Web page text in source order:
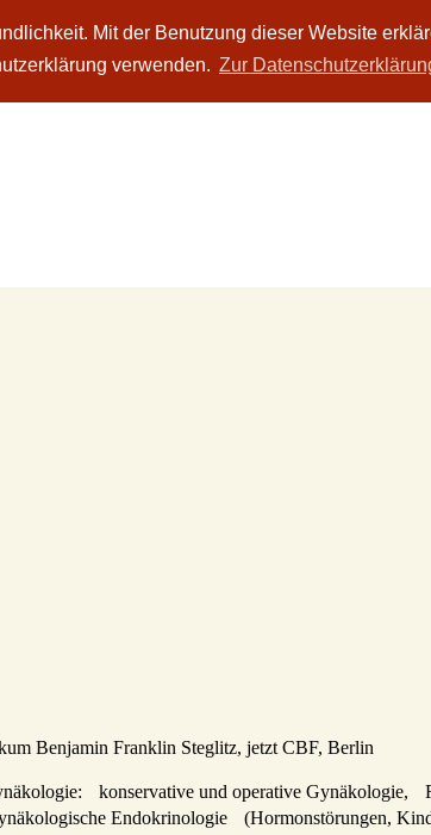
Mit der Benutzung dieser Website
verwenden. Zur
Benjamin Franklin Steglitz, jetzt CBF, Berlin
konservative und operative Gynäkologie,
Endokrinologie (Hormonstörungen,